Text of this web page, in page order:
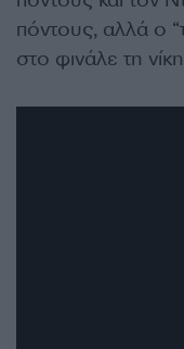
πόντους, αλλά ο
στο φινάλε τη